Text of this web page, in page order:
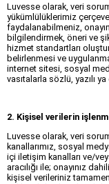
Luvesse olarak, veri
yükümlülüklerimiz
faydalanabilmeniz,
bilgilendirmek, öneri ve
hizmet standartları
belirlenmesi ve
internet sitesi, sosyal
vasıtalarla sözlü, yazılı
2. Kişisel verilerin
Luvesse olarak, veri
kanallarımız, sosyal
içi iletişim kanalları ve/
aracılığı ile; onayınız
kişisel verileriniz